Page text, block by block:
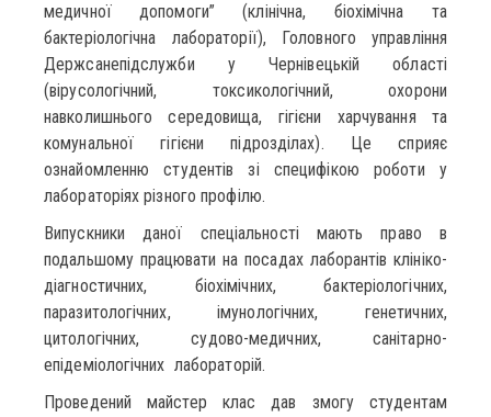
медичної допомоги” (клінічна, біохімічна та
бактеріологічна лабораторії), Головного управління
Держсанепідслужби у Чернівецькій області
(вірусологічний, токсикологічний, охорони
навколишнього середовища, гігієни харчування та
комунальної гігієни підрозділах). Це сприяє
ознайомленню студентів зі специфікою роботи у
лабораторіях різного профілю.
Випускники даної спеціальності мають право в
подальшому працювати на посадах лаборантів клініко-
діагностичних, біохімічних, бактеріологічних,
паразитологічних, імунологічних, генетичних,
цитологічних, судово-медичних, санітарно-
епідеміологічних лабораторій.
Проведений майстер клас дав змогу студентам